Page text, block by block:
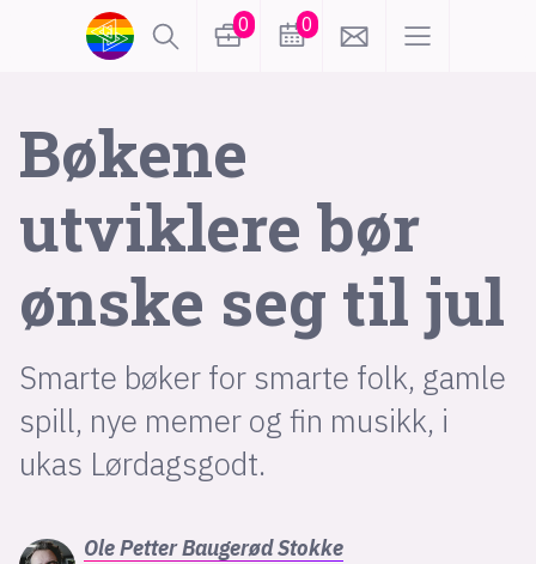
0 0
Bøkene
utviklere bør
ønske seg til jul
Smarte bøker for smarte folk, gamle
spill, nye memer og fin musikk, i
ukas Lørdagsgodt.
Ole PetterBaugerød Stokke
karriere
meninger
utdanning sikkerhet
kontor
backend
apputvikling
devops
design
tilgjengelighet